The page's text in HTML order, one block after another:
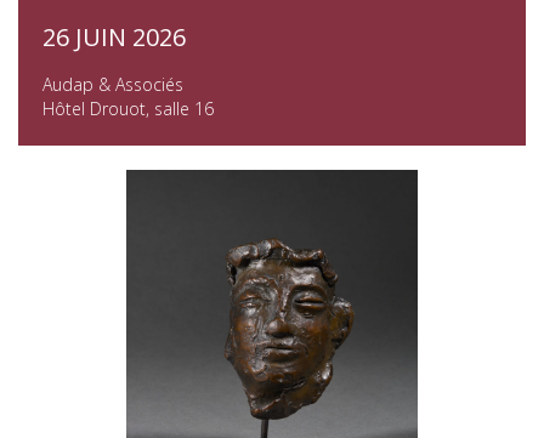
26 JUIN 2026
Audap & Associés
Hôtel Drouot, salle 16